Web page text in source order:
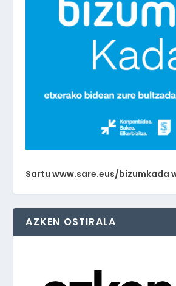
Sartu www.sare.eus/bizumkada
AZKEN OSTIRALA